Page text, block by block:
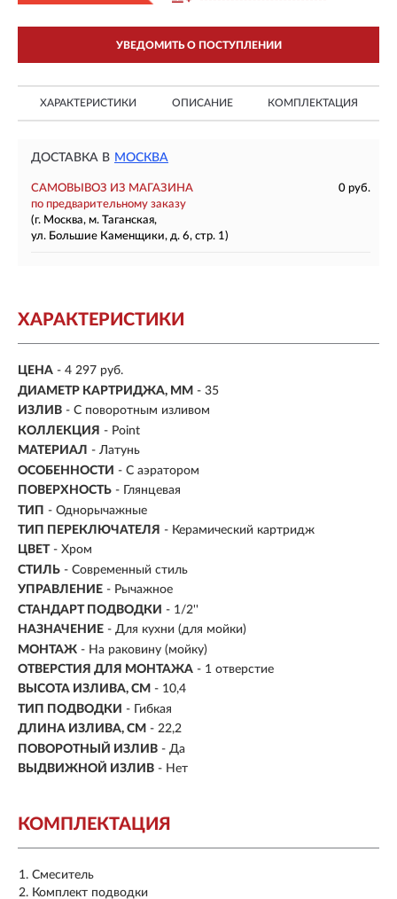
УВЕДОМИТЬ О ПОСТУПЛЕНИИ
ХАРАКТЕРИСТИКИ ОПИСАНИЕ КОМПЛЕКТАЦИЯ
ДОСТАВКА В МОСКВА
САМОВЫВОЗ ИЗ МАГАЗИНА
0 руб.
по предварительному заказу
(г. Москва, м. Таганская,
ул. Большие Каменщики, д. 6, стр. 1)
ХАРАКТЕРИСТИКИ
ЦЕНА - 4 297 руб.
ДИАМЕТР КАРТРИДЖА, ММ - 35
ИЗЛИВ - С поворотным изливом
КОЛЛЕКЦИЯ - Point
МАТЕРИАЛ - Латунь
ОСОБЕННОСТИ - С аэратором
ПОВЕРХНОСТЬ - Глянцевая
ТИП - Однорычажные
ТИП ПЕРЕКЛЮЧАТЕЛЯ - Керамический картридж
ЦВЕТ - Хром
СТИЛЬ - Современный стиль
УПРАВЛЕНИЕ - Рычажное
СТАНДАРТ ПОДВОДКИ - 1/2''
НАЗНАЧЕНИЕ - Для кухни (для мойки)
МОНТАЖ - На раковину (мойку)
ОТВЕРСТИЯ ДЛЯ МОНТАЖА - 1 отверстие
ВЫСОТА ИЗЛИВА, СМ - 10,4
ТИП ПОДВОДКИ - Гибкая
ДЛИНА ИЗЛИВА, СМ - 22,2
ПОВОРОТНЫЙ ИЗЛИВ - Да
ВЫДВИЖНОЙ ИЗЛИВ - Нет
КОМПЛЕКТАЦИЯ
Смеситель
Комплект подводки